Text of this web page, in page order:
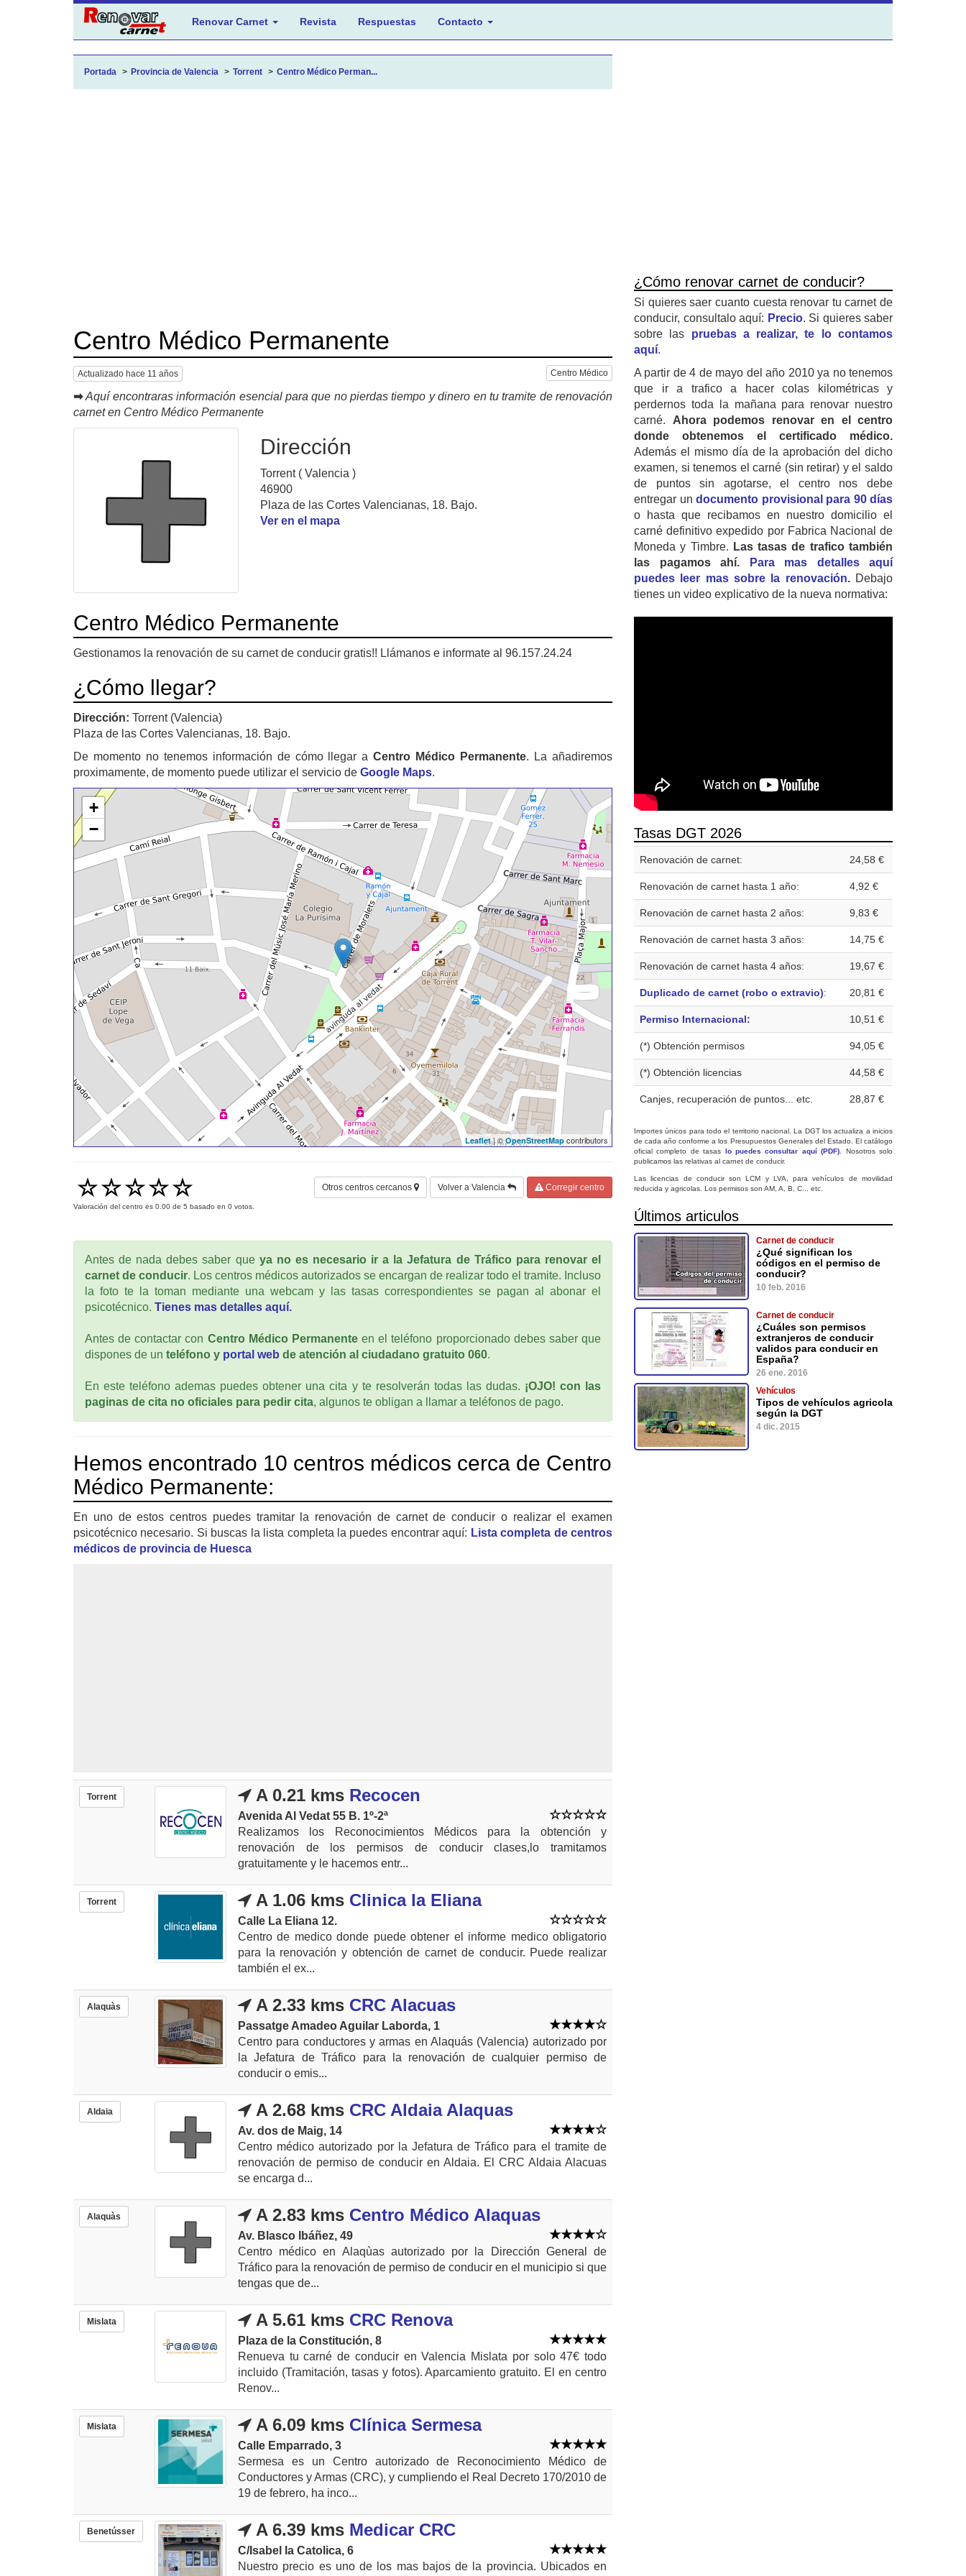
Renovar Carnet Revista Respuestas Contacto
Portada Provincia de Valencia Torrent Centro Médico Perman...
Centro Médico Permanente
Actualizado hace 11 años Centro Médico
➡ Aquí encontraras información esencial para que no pierdas tiempo y dinero en tu tramite de renovación
carnet en Centro Médico Permanente
Dirección
Torrent ( Valencia )
46900
Plaza de las Cortes Valencianas, 18. Bajo.
Ver en el mapa
Centro Médico Permanente
Gestionamos la renovación de su carnet de conducir gratis!! Llámanos e informate al 96.157.24.24
¿Cómo llegar?
Dirección: Torrent (Valencia)
Plaza de las Cortes Valencianas, 18. Bajo.
De momento no tenemos información de cómo llegar aCentro Médico Permanente. La añadiremos
proximamente, de momento puede utilizar el servicio de Google Maps.
+
−
Leaflet| © OpenStreetMap contributors
Valoración del centro es 0.00 de 5 basado en 0 votos.
Otros centros cercanos Volver a Valencia Corregir centro
Antes de nada debes saber que ya no es necesario ir a la Jefatura de Tráfico para renovar el
carnet de conducir. Los centros médicos autorizados se encargan de realizar todo el tramite. Incluso
la foto te la toman mediante una webcam y las tasas correspondientes se pagan al abonar el
psicotécnico. Tienes mas detalles aquí.
Antes de contactar con Centro Médico Permanenteen el teléfono proporcionado debes saber que
dispones de un teléfono y portal web de atención al ciudadano gratuito 060.
En este teléfono ademas puedes obtener una cita y te resolverán todas las dudas. ¡OJO! con las
paginas de cita no oficiales para pedir cita, algunos te obligan a llamar a teléfonos de pago.
Hemos encontrado 10 centros médicos cerca de Centro
Médico Permanente:
En uno de estos centros puedes tramitar la renovación de carnet de conducir o realizar el examen
psicotécnico necesario. Si buscas la lista completa la puedes encontrar aquí: Lista completa de centros
médicos de provincia de Huesca
Torrent A 0.21 kms Recocen
Avenida Al Vedat 55 B. 1º-2ª
Realizamos los Reconocimientos Médicos para la obtención y
renovación de los permisos de conducir clases,lo tramitamos
gratuitamente y le hacemos entr...
Torrent A 1.06 kms Clinica la Eliana
Calle La Eliana 12.
Centro de medico donde puede obtener el informe medico obligatorio
para la renovación y obtención de carnet de conducir. Puede realizar
también el ex...
Alaquàs A 2.33 kms CRC Alacuas
Passatge Amadeo Aguilar Laborda, 1
Centro para conductores y armas en Alaquás (Valencia) autorizado por
la Jefatura de Tráfico para la renovación de cualquier permiso de
conducir o emis...
Aldaia A 2.68 kms CRC Aldaia Alaquas
Av. dos de Maig, 14
Centro médico autorizado por la Jefatura de Tráfico para el tramite de
renovación de permiso de conducir en Aldaia. El CRC Aldaia Alacuas
se encarga d...
Alaquàs A 2.83 kms Centro Médico Alaquas
Av. Blasco Ibáñez, 49
Centro médico en Alaqùas autorizado por la Dirección General de
Tráfico para la renovación de permiso de conducir en el municipio si que
tengas que de...
Mislata A 5.61 kms CRC Renova
Plaza de la Constitución, 8
Renueva tu carné de conducir en Valencia Mislata por solo 47€ todo
incluido (Tramitación, tasas y fotos). Aparcamiento gratuito. El en centro
Renov...
Mislata A 6.09 kms Clínica Sermesa
Calle Emparrado, 3
Sermesa es un Centro autorizado de Reconocimiento Médico de
Conductores y Armas (CRC), y cumpliendo el Real Decreto 170/2010 de
19 de febrero, ha inco...
Benetússer A 6.39 kms Medicar CRC
C/Isabel la Catolica, 6
Nuestro precio es uno de los mas bajos de la provincia. Ubicados en
¿Cómo renovar carnet de conducir?
Si quieres saer cuanto cuesta renovar tu carnet de
conducir, consultalo aquí: Precio. Si quieres saber
sobre las pruebas a realizar, te lo contamos
aquí.
A partir de 4 de mayo del año 2010 ya no tenemos
que ir a trafico a hacer colas kilométricas y
perdernos toda la mañana para renovar nuestro
carné. Ahora podemos renovar en el centro
donde obtenemos el certificado médico.
Además el mismo día de la aprobación del dicho
examen, si tenemos el carné (sin retirar) y el saldo
de puntos sin agotarse, el centro nos debe
entregar un documento provisional para 90 días
o hasta que recibamos en nuestro domicilio el
carné definitivo expedido por Fabrica Nacional de
Moneda y Timbre. Las tasas de trafico también
las pagamos ahí.
Para mas detalles aquí
puedes leer mas sobre la renovación.Debajo
tienes un video explicativo de la nueva normativa:
Tasas DGT 2026
Renovación de carnet: 24,58 €
Renovación de carnet hasta 1 año: 4,92 €
Renovación de carnet hasta 2 años: 9,83 €
Renovación de carnet hasta 3 años: 14,75 €
Renovación de carnet hasta 4 años: 19,67 €
Duplicado de carnet (robo o extravio): 20,81 €
Permiso Internacional: 10,51 €
(*) Obtención permisos 94,05 €
(*) Obtención licencias 44,58 €
Canjes, recuperación de puntos... etc. 28,87 €
Importes únicos para todo el territorio nacional. La DGT los actualiza a inicios
de cada año conforme a los Presupuestos Generales del Estado. El catálogo
oficial completo de tasas lo puedes consultar aquí (PDF) . Nosotros solo
publicamos las relativas al carnet de conducir.
Las licencias de conducir son LCM y LVA, para vehículos de movilidad
reducida y agricolas. Los permisos son AM, A, B, C... etc.
Últimos articulos
Carnet de conducir
¿Qué significan los
códigos en el permiso de
conducir?
10 feb. 2016
Carnet de conducir
¿Cuáles son permisos
extranjeros de conducir
validos para conducir en
España?
26 ene. 2016
Vehículos
Tipos de vehículos agricola
según la DGT
4 dic. 2015